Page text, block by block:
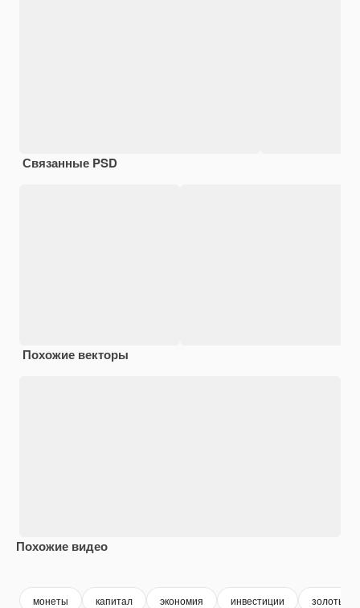
Связанные PSD
Похожие векторы
Похожие видео
монеты капитал экономия инвестиции золотые